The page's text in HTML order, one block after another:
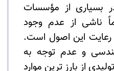
بسیاری از مؤسسات
ناشی از عدم وجود
این اصول است.
و عدم توجه به
از بارز ترین موارد